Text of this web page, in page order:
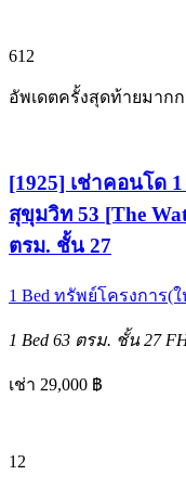
612
อัพเดตครั้งสุดท้ายมากก
[1925] เช่าคอนโด
สุขุมวิท 53 [The
ตรม. ชั้น 27
1 Bed ทรัพย์โครงการ(
1 Bed 63 ตรม. ชั้น 27
เช่า 29,000 ฿
12